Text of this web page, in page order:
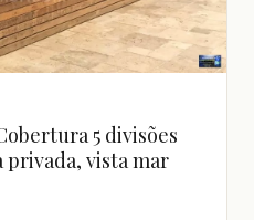
5 divisões
privada, vista mar